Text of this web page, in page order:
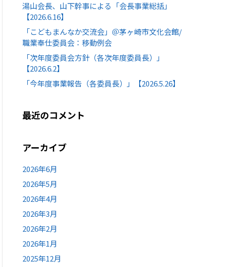
湯山会長、山下幹事による「会長事業総括」
【2026.6.16】
「こどもまんなか交流会」＠茅ヶ崎市文化会館/
職業奉仕委員会：移動例会
「次年度委員会方針（各次年度委員長）」
【2026.6.2】
「今年度事業報告（各委員長）」【2026.5.26】
最近のコメント
アーカイブ
2026年6月
2026年5月
2026年4月
2026年3月
2026年2月
2026年1月
2025年12月